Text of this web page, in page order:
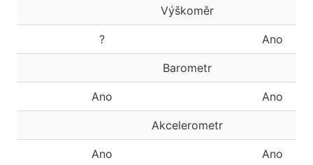
Výškoměr
? Ano
Barometr
Ano Ano
Akcelerometr
Ano Ano